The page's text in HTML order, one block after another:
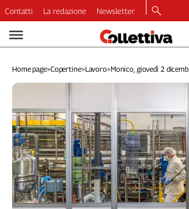
Video
Dirette
Longform
Economia
Lavoro
Ambiente
Diritti
Welfare
Italia
Contatti La redazione Newsletter
Home page>Copertine>Lavoro>Monico, giovedì 2 dicemb...